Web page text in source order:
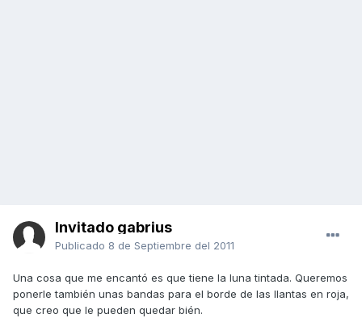
Invitado gabrius
Publicado 8 de Septiembre del 2011
Una cosa que me encantó es que tiene la luna tintada. Queremos
ponerle también unas bandas para el borde de las llantas en roja,
que creo que le pueden quedar bién.